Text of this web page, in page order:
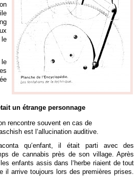
un étrange personnage
rencontre souvent en cas de
est l‘allucination auditive.
qu‘enfant, il était parti avec des
de cannabis près de son village. Après
enfants assis dans l‘herbe riaient de tout
il arrive toujours lors des premières prises.